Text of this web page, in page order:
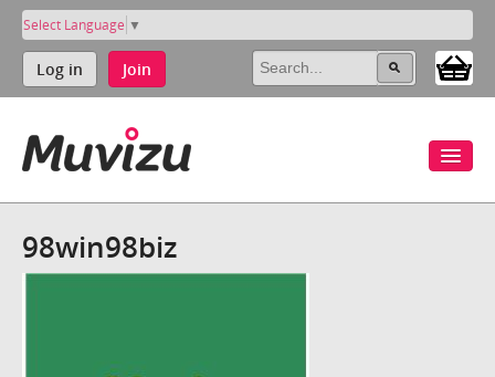
Select Language ▼
Log in Join
98win98biz